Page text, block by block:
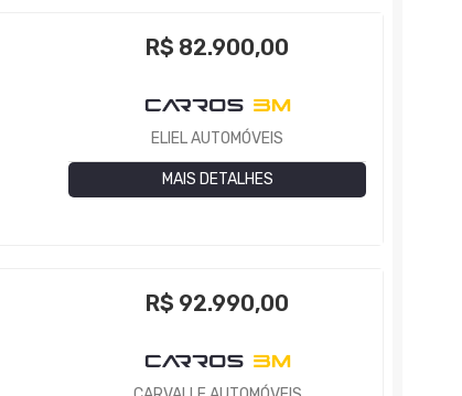
R$ 82.900,00
ELIEL AUTOMÓVEIS
MAIS DETALHES
R$ 92.990,00